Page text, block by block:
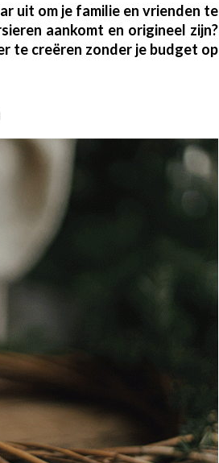
uit om je familie en vrienden te
aankomt en origineel zijn?
te creëren zonder je budget op